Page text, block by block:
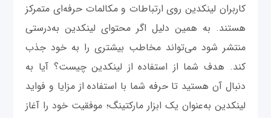
کاربران لینکدین روی ارتباطات و مکالمات حرفه‌ای متمرکز
هستند. به همین دلیل اگر محتوای لینکدین به‌درستی
منتشر شود می‌تواند مخاطب بیشتری را به خود جذب
کند. هدف شما از استفاده از لینکدین چیست؟ آیا به
دنبال آن هستید تا حرفه شما با استفاده از مزایا و فواید
لینکدین به‌عنوان یک ابزار مارکتینگ؛ موفقیت خود را آغاز